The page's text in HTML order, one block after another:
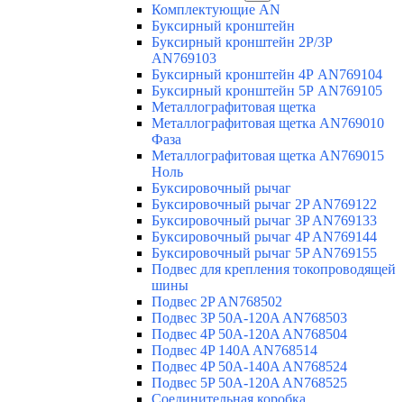
Комплектующие AN
Буксирный кронштейн
Буксирный кронштейн 2Р/3Р
AN769103
Буксирный кронштейн 4Р AN769104
Буксирный кронштейн 5Р AN769105
Металлографитовая щетка
Металлографитовая щетка AN769010
Фаза
Металлографитовая щетка AN769015
Ноль
Буксировочный рычаг
Буксировочный рычаг 2P AN769122
Буксировочный рычаг 3P AN769133
Буксировочный рычаг 4P AN769144
Буксировочный рычаг 5P AN769155
Подвес для крепления токопроводящей
шины
Подвес 2P AN768502
Подвес 3P 50A-120A AN768503
Подвес 4P 50A-120A AN768504
Подвес 4P 140A AN768514
Подвес 4P 50A-140A AN768524
Подвес 5P 50A-120A AN768525
Соединительная коробка